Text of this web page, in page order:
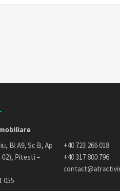
Bl A9, Sc B, Ap
Pitesti –
055
+40 723 266 018
+40 317 800 796